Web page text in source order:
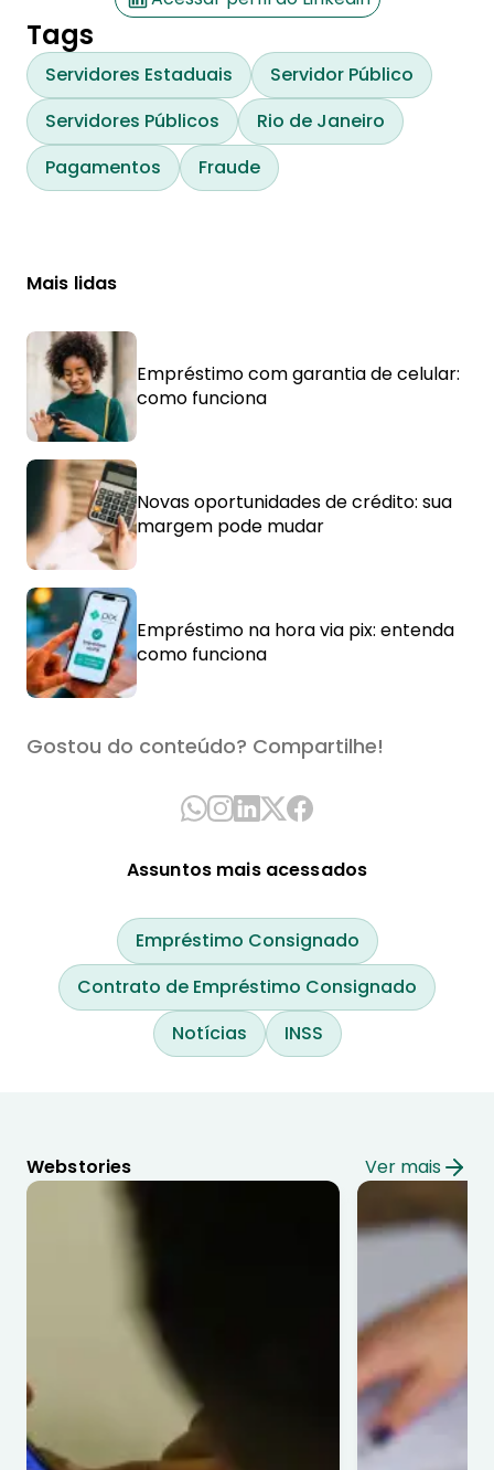
Tags
Servidores Estaduais
Servidor Público
Servidores Públicos
Rio de Janeiro
Pagamentos
Fraude
Mais lidas
Empréstimo com garantia de celular:
como funciona
Novas oportunidades de crédito: sua
margem pode mudar
Empréstimo na hora via pix: entenda
como funciona
Gostou do conteúdo? Compartilhe!
Assuntos mais acessados
Empréstimo Consignado
Contrato de Empréstimo Consignado
Notícias
INSS
Webstories Ver mais